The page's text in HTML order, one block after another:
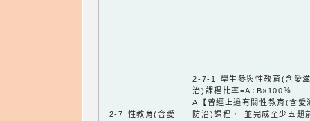
2-7 性教育(含愛
2-7-1 學生參與性教育(含愛
治)課程比率=A÷B×100％
A【曾經上過有關性教育(含愛
防治)課程， 並完成至少五題